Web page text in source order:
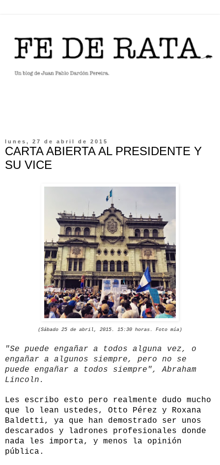
lunes, 27 de abril de 2015
CARTA ABIERTA AL PRESIDENTE Y
SU VICE
(Sábado 25 de abril, 2015. 15:30 horas. Foto mía)
"Se puede engañar a todos alguna vez, o
engañar a algunos siempre, pero no se
puede engañar a todos siempre", Abraham
Lincoln.
Les escribo esto pero realmente dudo mucho
que lo lean ustedes, Otto Pérez y Roxana
Baldetti, ya que han demostrado ser unos
descarados y ladrones profesionales donde
nada les importa, y menos la opinión
pública.